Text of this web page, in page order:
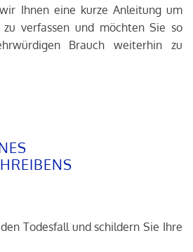
Ihnen eine kurze Anleitung um
zu verfassen und möchten Sie so
Brauch weiterhin zu
Todesfall und schildern Sie Ihre